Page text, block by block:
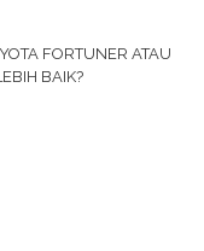
FORTUNER ATAU
BAIK?